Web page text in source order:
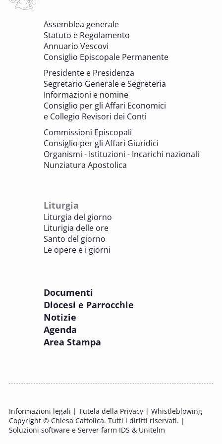
Giornate di studio Associazione
Archivistica Ecclesiastica - Luoghi di
memoria. Artefici di cultura. Archivi
valorizzazione del patrimonio
BENI CULTURALI E EDILIZIA DI CULTO
7 OTTOBRE 2025
Consulta nazionale Beni culturali e Edilizia
di culto
BENI CULTURALI E EDILIZIA DI CULTO
sezione Edilizia di culto
BENI CULTURALI E EDILIZIA DI CULTO
8 OTTOBRE 2025
Incontro online dei Direttori diocesani,
8 OTTOBRE 2025
Corso FC32.5 - Introduzione alla teologia
pastorale della salute
PASTORALE DELLA SALUTE
l'Honore
11 OTTOBRE 2025 - 12 OTTOBRE 2025
Tavolo di studio Custodia del Creato
Assemblea generale
Statuto e Regolamento
Annuario Vescovi
Consiglio Episcopale Permanente
Presidente e Presidenza
Segretario Generale e Segreteria
Informazioni e nomine
Consiglio per gli Affari Economici
e Collegio Revisori dei Conti
Commissioni Episcopali
Consiglio per gli Affari Giuridici
Organismi - Istituzioni - Incarichi nazionali
Nunziatura Apostolica
Liturgia
Liturgia del giorno
Liturigia delle ore
Santo del giorno
Le opere e i giorni
Documenti
Diocesi e Parrocchie
Notizie
Agenda
Area Stampa
Informazioni legali | Tutela della Privacy | Whistleblowing
Copyright © Chiesa Cattolica. Tutti i diritti riservati. |
Soluzioni software e Server farm IDS & Unitelm